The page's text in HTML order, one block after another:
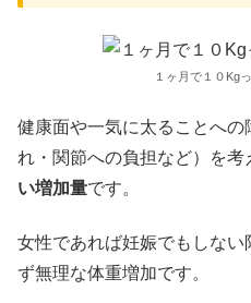
１ヶ月で１０Kg
健康面や一気に太ることへ
れ・関節への負担など）を考
い増加量です。
女性であれば妊娠でもしない
ず無理な体重増加です。